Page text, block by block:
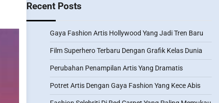
Recent Posts
Gaya Fashion Artis Hollywood Yang Jadi Tren Baru
Film Superhero Terbaru Dengan Grafik Kelas Dunia
Perubahan Penampilan Artis Yang Dramatis
Potret Artis Dengan Gaya Fashion Yang Kece Abis